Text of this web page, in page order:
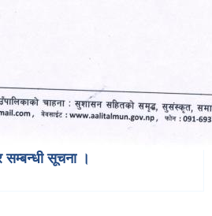
सम्बन्धी सूचना ।